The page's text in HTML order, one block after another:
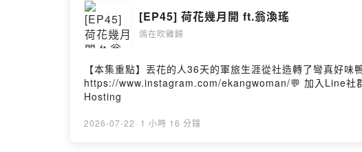
[EP45] 荷花幾月開 ft.翁渙瑤
鴿在吹雞歸
【本集重點】丟花的人36天的軍旅生涯從社造轉了彎真好
https://www.instagram.com/ekangwoman/💬 加入Line社
Hosting
2026-07-22 · 1 小時 16 分鐘